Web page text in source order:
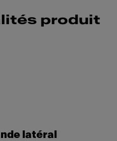
produit
latéral